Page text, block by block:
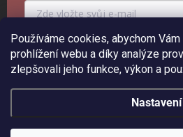
Používáme cookies, abychom
prohlížení webu a díky analýze
zlepšovali jeho funkce, výkon a
Nastavení
PŘIHLÁSIT K
Copyright 2026ePiPí - Prodejna radostí.